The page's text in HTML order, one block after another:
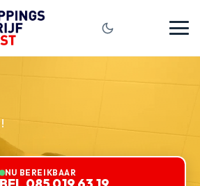
NU BEREIKBAAR